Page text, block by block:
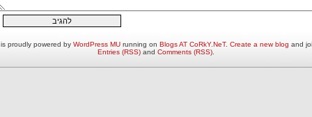
proudly powered by WordPress MUrunning on Blogs AT CoRkY.NeT. Create a new blog and
Entries (RSS) and Comments (RSS).